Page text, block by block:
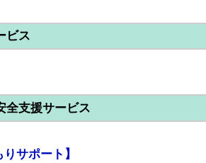
ビス
全支援サービス
サポート】